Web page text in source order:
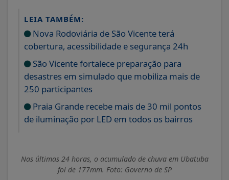
LEIA TAMBÉM:
Nova Rodoviária de São Vicente terá
cobertura, acessibilidade e segurança 24h
São Vicente fortalece preparação para
desastres em simulado que mobiliza mais de
250 participantes
Praia Grande recebe mais de 30 mil pontos
de iluminação por LED em todos os bairros
Nas últimas 24 horas, o acumulado de chuva em Ubatuba
foi de 177mm. Foto: Governo de SP